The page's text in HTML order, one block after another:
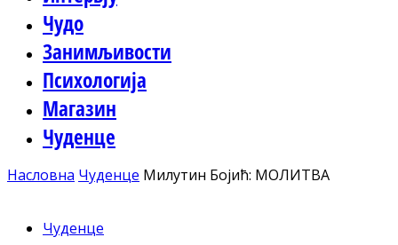
Чудо
Занимљивости
Психологија
Магазин
Чуденце
Насловна Чуденце Милутин Бојић: МОЛИТВА
Чуденце